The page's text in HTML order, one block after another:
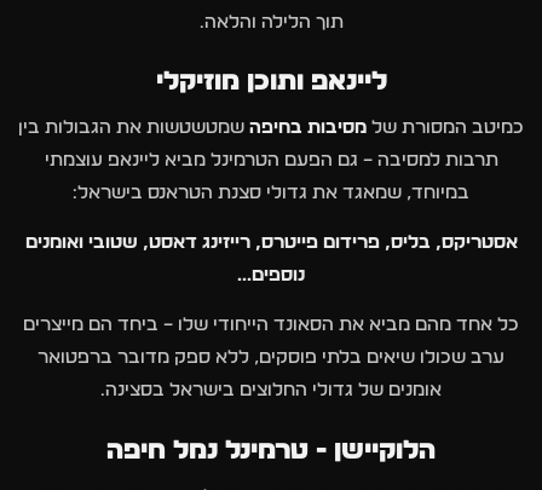
תוך הלילה והלאה.
ליינאפ ותוכן מוזיקלי
כמיטב המסורת של מסיבות בחיפה שמטשטשות את הגבולות בין
תרבות למסיבה – גם הפעם הטרמינל מביא ליינאפ עוצמתי
במיוחד, שמאגד את גדולי סצנת הטראנס בישראל:
אסטריקס, בליס, פרידום פייטרס, רייזינג דאסט, שטובי ואומנים
נוספים...
כל אחד מהם מביא את הסאונד הייחודי שלו – ביחד הם מייצרים
ערב שכולו שיאים בלתי פוסקים, ללא ספק מדובר ברפטואר
אומנים של גדולי החלוצים בישראל בסצינה.
הלוקיישן - טרמינל נמל חיפה